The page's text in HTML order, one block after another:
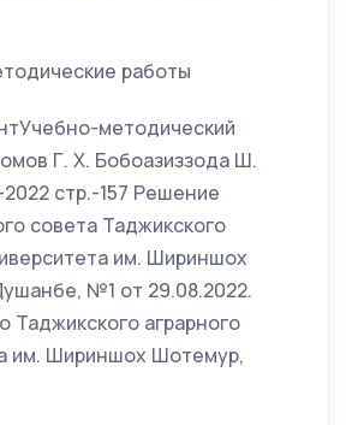
работы
методический
Г. Х. Бобоазиззода Ш.
стр.-157 Решение
совета Таджикского
им. Шириншох
№1 от 29.08.2022.
Таджикского аграрного
им. Шириншох Шотемур,